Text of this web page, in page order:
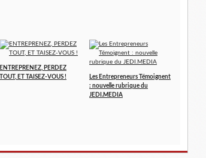
ENTREPRENEZ, PERDEZ
TOUT, ET TAISEZ-VOUS !
Les Entrepreneurs Témoignent
: nouvelle rubrique du
JEDI.MEDIA